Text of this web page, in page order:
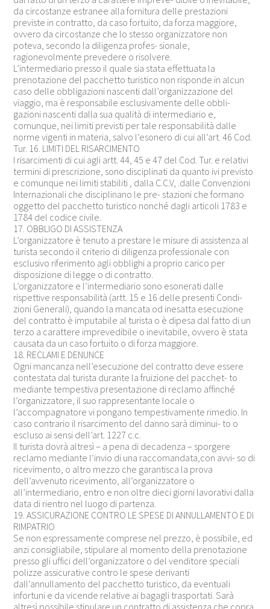
da circostanze estranee alla fornitura delle prestazioni
previste in contratto, da caso fortuito, da forza maggiore,
ovvero da circostanze che lo stesso organizzatore non
poteva, secondo la diligenza profes- sionale,
ragionevolmente prevedere o risolvere.
L’intermediario presso il quale sia stata effettuata la
prenotazione del pacchetto turistico non risponde in alcun
caso delle obbligazioni nascenti dall’organizzazione del
viaggio, ma è responsabile esclusivamente delle obbli-
gazioni nascenti dalla sua qualità di intermediario e,
comunque, nei limiti previsti per tale responsabilità dalle
norme vigenti in materia, salvo l’esonero di cui all’art. 46 Cod.
Tur. 16. LIMITI DEL RISARCIMENTO
I risarcimenti di cui agli artt. 44, 45 e 47 del Cod. Tur. e relativi
termini di prescrizione, sono disciplinati da quanto ivi previsto
e comunque nei limiti stabiliti , dalla C.C.V, .dalle Convenzioni
Internazionali che disciplinano le pre- stazioni che formano
oggetto del pacchetto turistico nonché dagli articoli 1783 e
1784 del codice civile.
17. OBBLIGO DI ASSISTENZA
L’organizzatore è tenuto a prestare le misure di assistenza al
turista secondo il criterio di diligenza professionale con
esclusivo riferimento agli obblighi a proprio carico per
disposizione di legge o di contratto.
L’organizzatore e l’intermediario sono esonerati dalle
rispettive responsabilità (artt. 15 e 16 delle presenti Condi-
zioni Generali), quando la mancata od inesatta esecuzione
del contratto è imputabile al turista o è dipesa dal fatto di un
terzo a carattere imprevedibile o inevitabile, ovvero è stata
causata da un caso fortuito o di forza maggiore.
18. RECLAMI E DENUNCE
Ogni mancanza nell’esecuzione del contratto deve essere
contestata dal turista durante la fruizione del pacchet- to
mediante tempestiva presentazione di reclamo affinché
l’organizzatore, il suo rappresentante locale o
l’accompagnatore vi pongano tempestivamente rimedio. In
caso contrario il risarcimento del danno sarà diminui- to o
escluso ai sensi dell’art. 1227 c.c.
Il turista dovrà altresì – a pena di decadenza – sporgere
reclamo mediante l’invio di una raccomandata,con avvi- so di
ricevimento, o altro mezzo che garantisca la prova
dell’avvenuto ricevimento, all’organizzatore o
all’intermediario, entro e non oltre dieci giorni lavorativi dalla
data di rientro nel luogo di partenza.
19. ASSICURAZIONE CONTRO LE SPESE DI ANNULLAMENTO E DI
RIMPATRIO
Se non espressamente comprese nel prezzo, è possibile, ed
anzi consigliabile, stipulare al momento della prenotazione
presso gli uffici dell’organizzatore o del venditore speciali
polizze assicurative contro le spese derivanti
dall’annullamento del pacchetto turistico, da eventuali
infortuni e da vicende relative ai bagagli trasportati. Sarà
altresì possibile stipulare un contratto di assistenza che copra